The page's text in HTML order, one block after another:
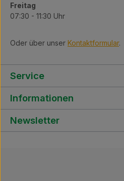
Freitag
07:30 - 11:30 Uhr
Oder über unser Kontaktformular.
Service
Informationen
Newsletter